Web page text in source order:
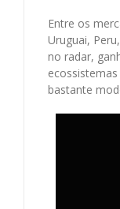
Entre os
Uruguai,
no radar,
bastante